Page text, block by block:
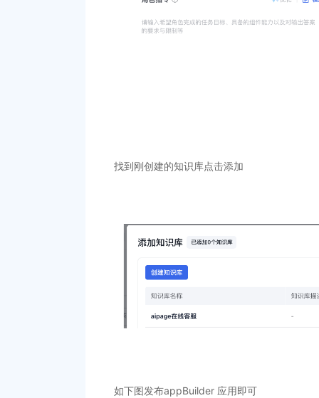
找到刚创建的知识库点击添加
如下图发布appBuilder 应用即可